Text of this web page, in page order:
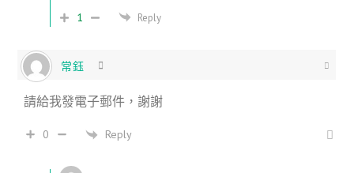
1 Reply
常鈺
請給我發電子郵件，謝謝
0 Reply